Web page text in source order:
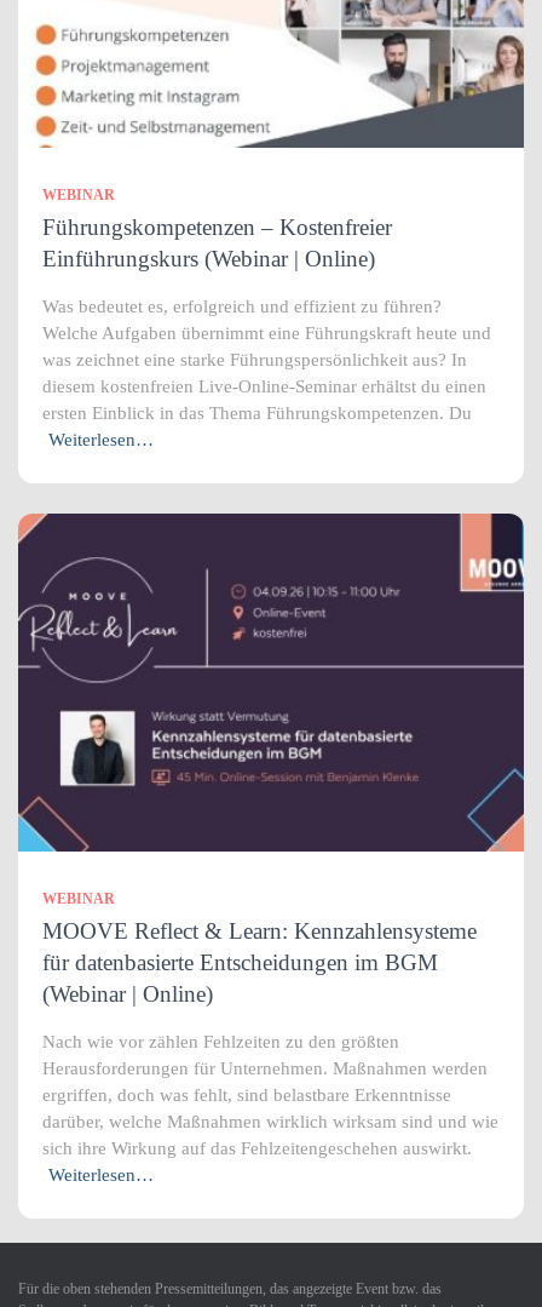
WEBINAR
Führungskompetenzen – Kostenfreier
Einführungskurs (Webinar | Online)
Was bedeutet es, erfolgreich und effizient zu führen?
Welche Aufgaben übernimmt eine Führungskraft heute und
was zeichnet eine starke Führungspersönlichkeit aus? In
diesem kostenfreien Live-Online-Seminar erhältst du einen
ersten Einblick in das Thema Führungskompetenzen. Du
Weiterlesen…
WEBINAR
MOOVE Reflect & Learn: Kennzahlensysteme
für datenbasierte Entscheidungen im BGM
(Webinar | Online)
Nach wie vor zählen Fehlzeiten zu den größten
Herausforderungen für Unternehmen. Maßnahmen werden
ergriffen, doch was fehlt, sind belastbare Erkenntnisse
darüber, welche Maßnahmen wirklich wirksam sind und wie
sich ihre Wirkung auf das Fehlzeitengeschehen auswirkt.
Weiterlesen…
Für die oben stehenden Pressemitteilungen, das angezeigte Event bzw. das